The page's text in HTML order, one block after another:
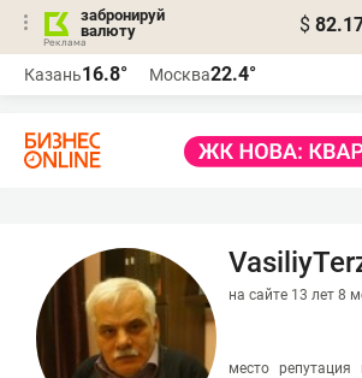
забронируй
валюту
$
Казань16.8° Москва22.4°
на сайте 13 лет 8
место репутация